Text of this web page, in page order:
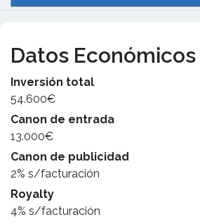
Datos Económicos
Inversión total
54.600€
Canon de entrada
13.000€
Canon de publicidad
2% s/facturación
Royalty
4% s/facturación